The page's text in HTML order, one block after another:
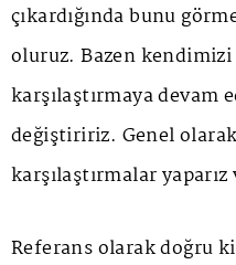
çıkardığında bunu
oluruz. Bazen
karşılaştırmaya devam
değiştiririz. Genel
karşılaştırmalar
Referans olarak doğru